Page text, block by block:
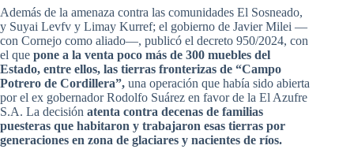
Además de la amenaza contra las comunidades El Sosneado,
y Suyai Levfv y Limay Kurref; el gobierno de Javier Milei —
con Cornejo como aliado—, publicó el decreto 950/2024, con
el que pone a la venta poco más de 300 muebles del
Estado, entre ellos, las tierras fronterizas de “Campo
Potrero de Cordillera”, una operación que había sido abierta
por el ex gobernador Rodolfo Suárez en favor de la El Azufre
S.A. La decisión atenta contra decenas de familias
puesteras que habitaron y trabajaron esas tierras por
generaciones en zona de glaciares y nacientes de ríos.